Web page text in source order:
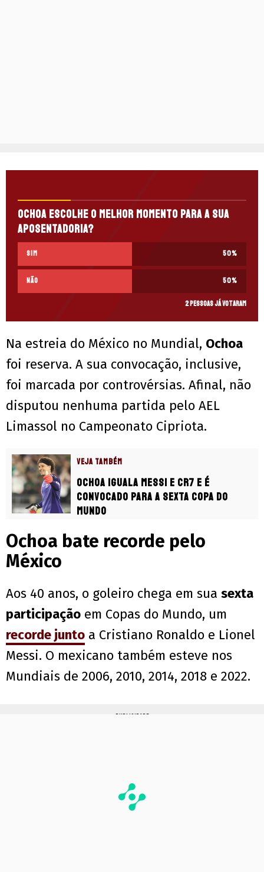
Ochoa escolhe o melhor momento para a sua
aposentadoria?
Sim 50%
Não 50%
2 pessoas já votaram
Na estreia do México no Mundial, Ochoa
foi reserva. A sua convocação, inclusive,
foi marcada por controvérsias. Afinal, não
disputou nenhuma partida pelo AEL
Limassol no Campeonato Cipriota.
VEJA TAMBÉM
Ochoa iguala Messi e CR7 e é
convocado para a sexta Copa do
Mundo
Ochoa bate recorde pelo
México
Aos 40 anos, o goleiro chega em sua sexta
participação em Copas do Mundo, um
recorde junto a Cristiano Ronaldo e Lionel
Messi. O mexicano também esteve nos
Mundiais de 2006, 2010, 2014, 2018 e 2022.
PUBLICIDADE